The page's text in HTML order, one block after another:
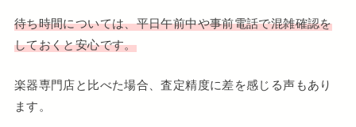
待ち時間については、平日午前中や事前電話で混雑確認を
しておくと安心です。
楽器専門店と比べた場合、査定精度に差を感じる声もあり
ます。